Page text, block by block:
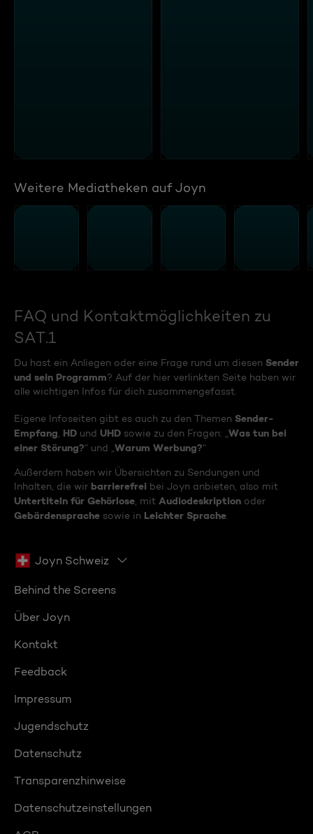
Weitere Mediatheken auf Joyn
FAQ und Kontaktmöglichkeiten zu
SAT.1
Du hast ein Anliegen oder eine Frage rund um diesen Sender
und sein Programm? Auf der hier verlinkten Seite haben wir
alle wichtigen Infos für dich zusammengefasst.
Eigene Infoseiten gibt es auch zu den Themen Sender-
Empfang HD und UHD sowie zu den Fragen: „ Was tun bei
einer Störung?“ und „ Warum Werbung?“
Außerdem haben wir Übersichten zu Sendungen und
Inhalten, die wir barrierefrei bei Joyn anbieten, also mit
Untertiteln für Gehörlose , mit Audiodeskription oder
Gebärdensprache sowie in Leichter Sprache
Joyn Schweiz
Behind the Screens
Über Joyn
Kontakt
Feedback
Impressum
Jugendschutz
Datenschutz
Transparenzhinweise
Datenschutzeinstellungen